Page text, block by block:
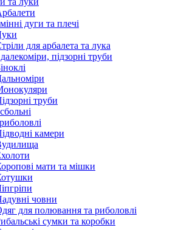
дуги та плечі
для арбалета та лука
підзорні труби
труби
камери
мати та мішки
човни
для полювання та риболовлі
сумки та коробки